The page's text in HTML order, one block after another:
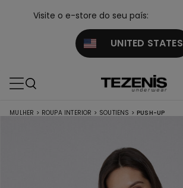
Visite o e-store do seu país:
UNITED STATES
MULHER > ROUPA INTERIOR > SOUTIENS > PUSH-UP